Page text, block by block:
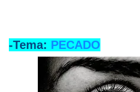
-Tema: PECADO